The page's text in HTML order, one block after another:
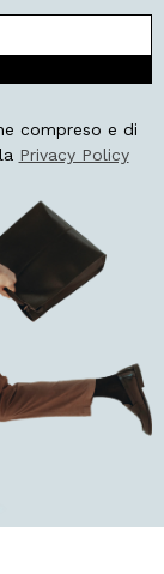
compreso e di
Privacy Policy